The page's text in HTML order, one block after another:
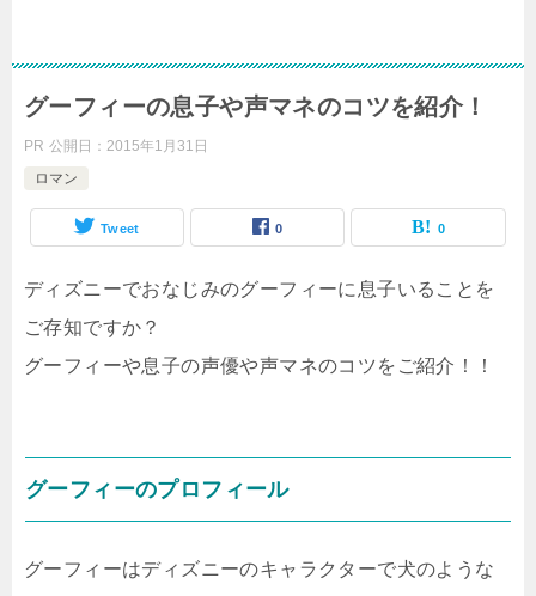
グーフィーの息子や声マネのコツを紹介！
PR 公開日：2015年1月31日
ロマン
Tweet 0 0
ディズニーでおなじみのグーフィーに息子いることを
ご存知ですか？
グーフィーや息子の声優や声マネのコツをご紹介！！
グーフィーのプロフィール
グーフィーはディズニーのキャラクターで犬のような